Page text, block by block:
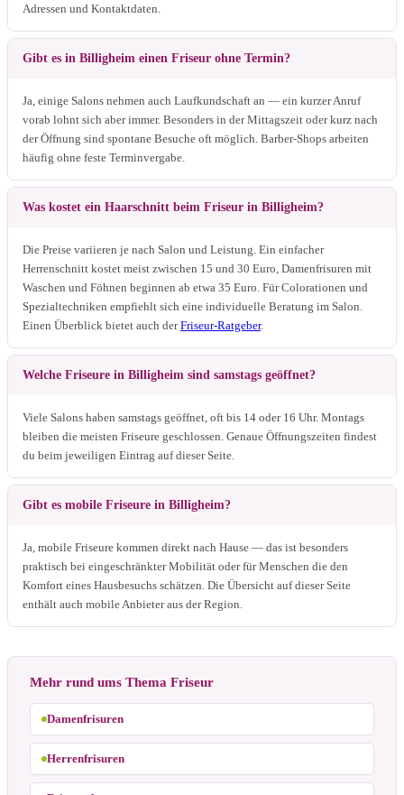
Adressen und Kontaktdaten.
Gibt es in Billigheim einen Friseur ohne Termin?
Ja, einige Salons nehmen auch Laufkundschaft an — ein kurzer Anruf
vorab lohnt sich aber immer. Besonders in der Mittagszeit oder kurz nach
der Öffnung sind spontane Besuche oft möglich. Barber-Shops arbeiten
häufig ohne feste Terminvergabe.
Was kostet ein Haarschnitt beim Friseur in Billigheim?
Die Preise variieren je nach Salon und Leistung. Ein einfacher
Herrenschnitt kostet meist zwischen 15 und 30 Euro, Damenfrisuren mit
Waschen und Föhnen beginnen ab etwa 35 Euro. Für Colorationen und
Spezialtechniken empfiehlt sich eine individuelle Beratung im Salon.
Einen Überblick bietet auch derFriseur-Ratgeber.
Welche Friseure in Billigheim sind samstags geöffnet?
Viele Salons haben samstags geöffnet, oft bis 14 oder 16 Uhr. Montags
bleiben die meisten Friseure geschlossen. Genaue Öffnungszeiten findest
du beim jeweiligen Eintrag auf dieser Seite.
Gibt es mobile Friseure in Billigheim?
Ja, mobile Friseure kommen direkt nach Hause — das ist besonders
praktisch bei eingeschränkter Mobilität oder für Menschen die den
Komfort eines Hausbesuchs schätzen. Die Übersicht auf dieser Seite
enthält auch mobile Anbieter aus der Region.
Mehr rund ums Thema Friseur
Damenfrisuren
Herrenfrisuren